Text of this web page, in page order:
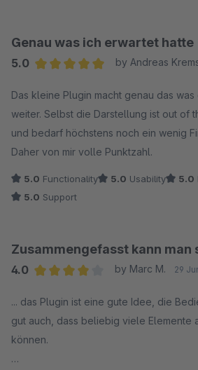
Genau was ich erwartet hatte
5.0
by Andreas
Das kleine Plugin macht genau das
weiter. Selbst die Darstellung ist out of
und bedarf höchstens noch ein wenig
Daher von mir volle Punktzahl.
5.0 Functionality 5.0 Usability 5.0
5.0 Support
Zusammengefasst kann man
4.0
by Marc M. 29
... das Plugin ist eine gute Idee, die
gut auch, dass beliebig viele Elemente
können.